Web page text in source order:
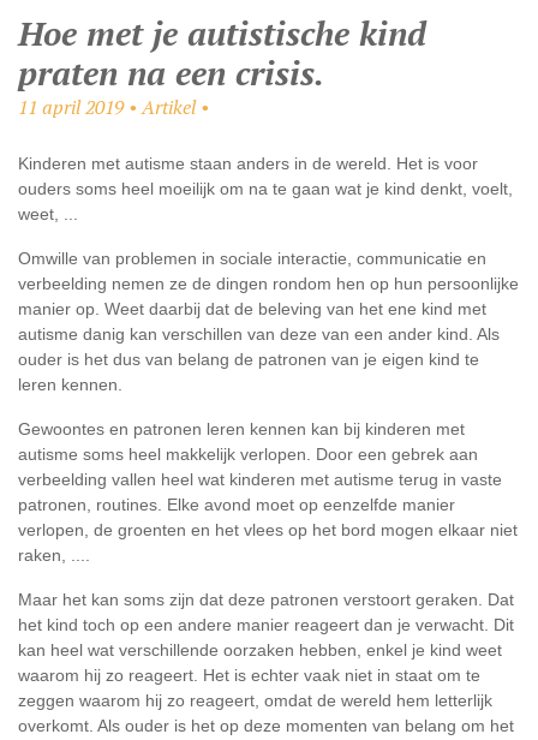
Hoe met je autistische kind
praten na een crisis.
11 april 2019 • Artikel •
Kinderen met autisme staan anders in de wereld. Het is voor
ouders soms heel moeilijk om na te gaan wat je kind denkt, voelt,
weet, ...
Omwille van problemen in sociale interactie, communicatie en
verbeelding nemen ze de dingen rondom hen op hun persoonlijke
manier op. Weet daarbij dat de beleving van het ene kind met
autisme danig kan verschillen van deze van een ander kind. Als
ouder is het dus van belang de patronen van je eigen kind te
leren kennen.
Gewoontes en patronen leren kennen kan bij kinderen met
autisme soms heel makkelijk verlopen. Door een gebrek aan
verbeelding vallen heel wat kinderen met autisme terug in vaste
patronen, routines. Elke avond moet op eenzelfde manier
verlopen, de groenten en het vlees op het bord mogen elkaar niet
raken, ....
Maar het kan soms zijn dat deze patronen verstoort geraken. Dat
het kind toch op een andere manier reageert dan je verwacht. Dit
kan heel wat verschillende oorzaken hebben, enkel je kind weet
waarom hij zo reageert. Het is echter vaak niet in staat om te
zeggen waarom hij zo reageert, omdat de wereld hem letterlijk
overkomt. Als ouder is het op deze momenten van belang om het